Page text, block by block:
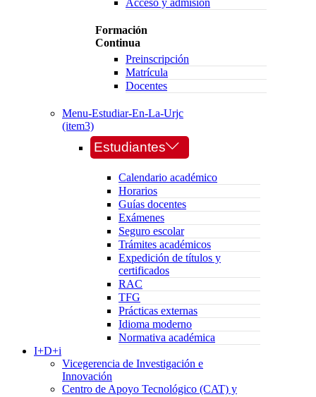
Formación
Continua
Preinscripción
Matrícula
Docentes
Menu-Estudiar-En-La-Urjc
(item3)
Estudiantes
Calendario académico
Horarios
Guías docentes
Exámenes
Seguro escolar
Trámites académicos
Expedición de títulos y
certificados
RAC
TFG
Prácticas externas
Idioma moderno
Normativa académica
I+D+i
Vicegerencia de Investigación e
Innovación
Centro de Apoyo Tecnológico (CAT) y